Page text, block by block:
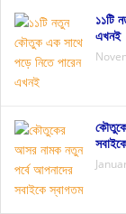
১১টি
এখনই